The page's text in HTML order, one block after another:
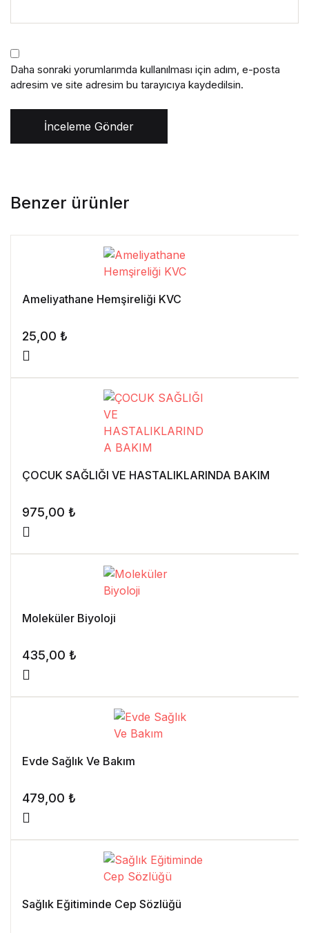
Daha sonraki yorumlarımda kullanılması için adım, e-posta
adresim ve site adresim bu tarayıcıya kaydedilsin.
İnceleme Gönder
Benzer ürünler
Ameliyathane Hemşireliği KVC
25,00 ₺
ÇOCUK SAĞLIĞI VE HASTALIKLARINDA BAKIM
975,00 ₺
Moleküler Biyoloji
435,00 ₺
Evde Sağlık Ve Bakım
479,00 ₺
Sağlık Eğitiminde Cep Sözlüğü